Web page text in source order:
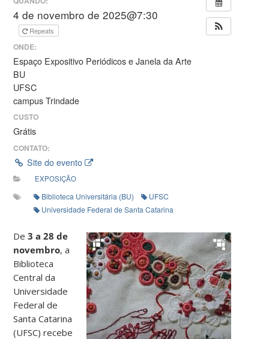
4 de novembro de 2025@7:30
Repeats
ONDE:
Espaço Expositivo Periódicos e Janela da Arte
BU
UFSC
campus Trindade
CUSTO
Grátis
CONTATO:
Site do evento
EXPOSIÇÃO
Biblioteca Universitária (BU)
UFSC
Universidade Federal de Santa Catarina
De3 a 28 de
novembro, a
Biblioteca
Central da
Universidade
Federal de
Santa Catarina
(UFSC) recebe